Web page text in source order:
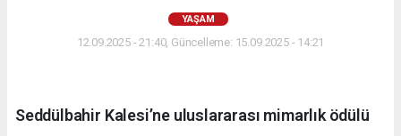
YAŞAM
12.09.2025 - 21:40, Güncelleme: 15.09.2025 - 14:21
Seddülbahir Kalesi’ne uluslararası mimarlık ödülü